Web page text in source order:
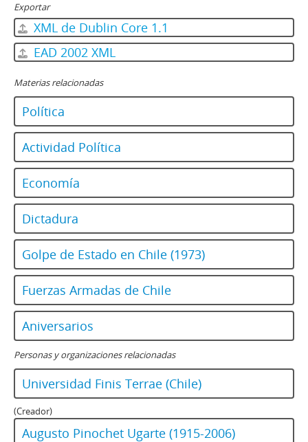
Exportar
XML de Dublin Core 1.1
EAD 2002 XML
Materias relacionadas
Política
Actividad Política
Economía
Dictadura
Golpe de Estado en Chile (1973)
Fuerzas Armadas de Chile
Aniversarios
Personas y organizaciones relacionadas
Universidad Finis Terrae (Chile)
(Creador)
Augusto Pinochet Ugarte (1915-2006)